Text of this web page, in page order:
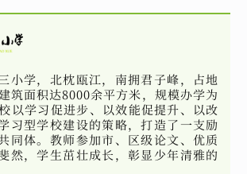
小学，北枕瓯江，南拥君子峰，占地
筑面积达8000余平方米，规模办学为
以学习促进步、以效能促提升、以改
习型学校建设的策略，打造了一支励
同体。教师参加市、区级论文、优质
然，学生茁壮成长，彰显少年清雅的